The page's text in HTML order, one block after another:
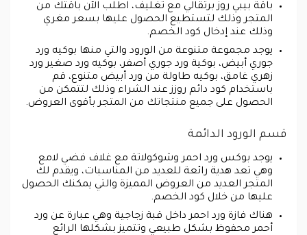
باقة بيبي روز برتقالي مع تغليف، اطلب الآن باقتك من
المتجر وذلك لتستطيع الحصول عليها بسعر مغري
وذلك عند إدخال كود الخصم.
يوجد مجموعة متنوعة من الورود والتي منها بوكيه ورد
جوري أبيض، بوكية ورد جوري أصفر، بوكيه ورد صغير ورد
زهري غامق، بوكيه طاولة من ورد أبيض متنوع، قم
باستخدام كود دائم روزز عند الشراء وذلك لتتمكن من
الحصول على جميع منتجاتك من المتجر بأقوى العروض.
قسم الورود الدائمة
يوجد بوكس ورد احمر وشوكولاتة مع غلاف فضي لامع
وهي تعد هدية رائعة للعديد من المناسبات، ويقدم لك
المتجر العديد من العروض المميزة والتي يمكنك الحصول
عليها من خلال كود الخصم.
هناك فازة ورد احمر داخل قبة زجاجية وهي عبارة عن ورد
أحمر محفوظ بشكل طبيعي وتتميز بشكلها الرائع